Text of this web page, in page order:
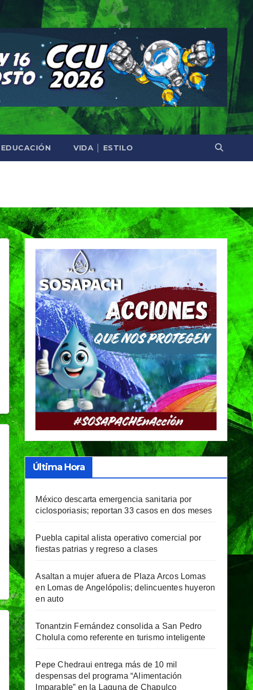
EDUCACIÓN VIDA │ ESTILO
Última Hora
México descarta emergencia sanitaria por
ciclosporiasis; reportan 33 casos en dos meses
Puebla capital alista operativo comercial por
fiestas patrias y regreso a clases
Asaltan a mujer afuera de Plaza Arcos Lomas
en Lomas de Angelópolis; delincuentes huyeron
en auto
Tonantzin Fernández consolida a San Pedro
Cholula como referente en turismo inteligente
Pepe Chedraui entrega más de 10 mil
despensas del programa “Alimentación
Imparable” en la Laguna de Chapulco